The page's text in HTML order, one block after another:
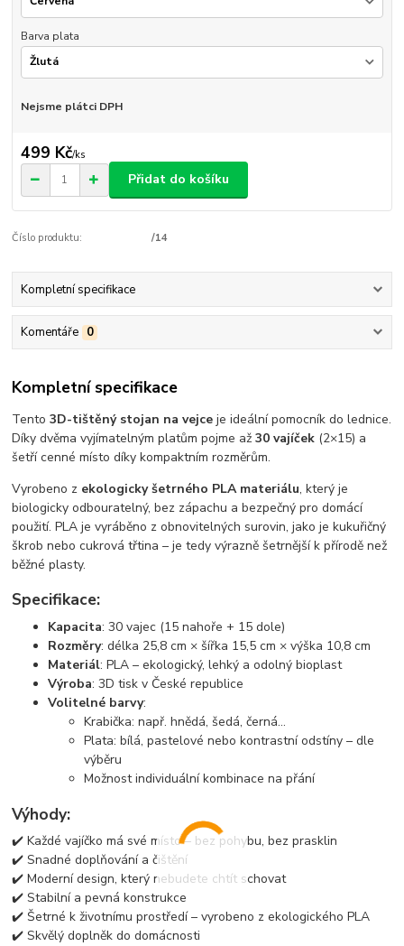
Barva plata
Nejsme plátci DPH
499 Kč/ks
Přidat do košíku
Číslo produktu: /14
Kompletní specifikace
Komentáře 0
Kompletní specifikace
Tento3D-tištěný stojan na vejce je ideální pomocník do lednice.
Díky dvěma vyjímatelným platům pojme až30 vajíček (2×15) a
šetří cenné místo díky kompaktním rozměrům.
Vyrobeno z ekologicky šetrného PLA materiálu, který je
biologicky odbouratelný, bez zápachu a bezpečný pro domácí
použití. PLA je vyráběno z obnovitelných surovin, jako je kukuřičný
škrob nebo cukrová třtina – je tedy výrazně šetrnější k přírodě než
běžné plasty.
Specifikace:
Kapacita: 30 vajec (15 nahoře + 15 dole)
Rozměry: délka 25,8 cm × šířka 15,5 cm × výška 10,8 cm
Materiál: PLA – ekologický, lehký a odolný bioplast
Výroba: 3D tisk v České republice
Volitelné barvy:
Krabička: např. hnědá, šedá, černá...
Plata: bílá, pastelové nebo kontrastní odstíny – dle
výběru
Možnost individuální kombinace na přání
Výhody:
✔️ Každé vajíčko má své místo – bez pohybu, bez prasklin
✔️ Snadné doplňování a čištění
✔️ Moderní design, který nebudete chtít schovat
✔️ Stabilní a pevná konstrukce
✔️ Šetrné k životnímu prostředí – vyrobeno z ekologického PLA
✔️ Skvělý doplněk do domácnosti